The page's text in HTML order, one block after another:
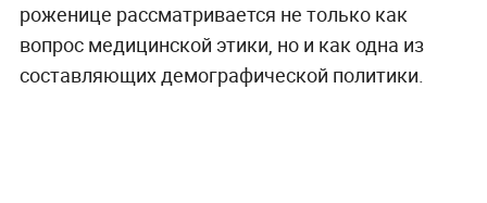
роженице рассматривается не только как
вопрос медицинской этики, но и как одна из
составляющих демографической политики.